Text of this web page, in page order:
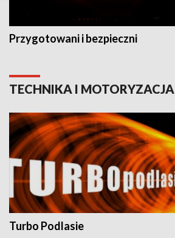
Przygotowani i bezpieczni
TECHNIKA I MOTORYZACJA
Turbo Podlasie